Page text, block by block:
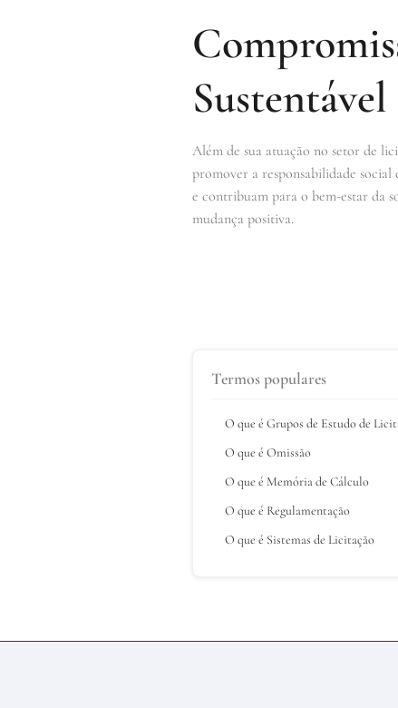
Sustentável
Além de sua atuação no setor de
promover a responsabilidade
e contribuam para o bem-estar da
mudança positiva.
Termos populares
O que é Grupos de Estudo de
O que é Omissão
O que é Memória de Cálculo
O que é Regulamentação
O que é Sistemas de Licitação